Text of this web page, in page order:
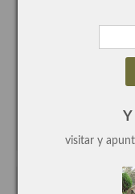
Cocina colombiana
Cocina Cajún y Creole
Cocina Cubana
Cocina de Estados
Y
visitar y